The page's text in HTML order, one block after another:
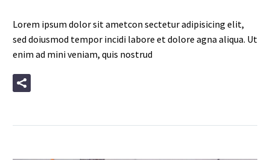
Lorem ipsum dolor sit ametcon sectetur adipisicing elit,
sed doiusmod tempor incidi labore et dolore agna aliqua. Ut
enim ad mini veniam, quis nostrud